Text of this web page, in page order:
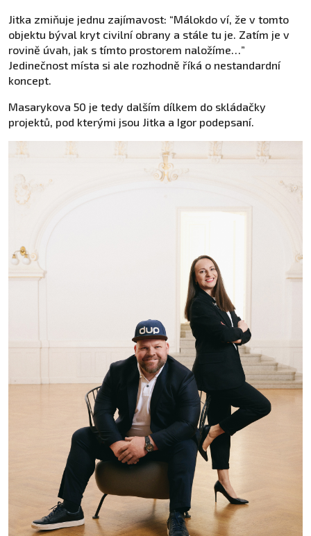
Jitka zmiňuje jednu zajímavost: “Málokdo ví, že v tomto
objektu býval kryt civilní obrany a stále tu je. Zatím je v
rovině úvah, jak s tímto prostorem naložíme…”
Jedinečnost místa si ale rozhodně říká o nestandardní
koncept.
Masarykova 50 je tedy dalším dílkem do skládačky
projektů, pod kterými jsou Jitka a Igor podepsaní.